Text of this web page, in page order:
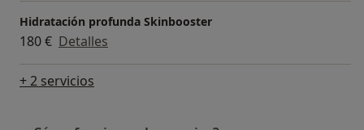
Hidratación profunda Skinbooster
180 € Detalles
+ 2 servicios